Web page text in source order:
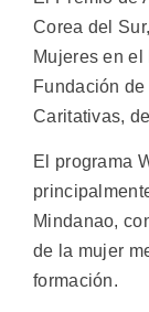
Corea del
Mujeres en
Fundación
Caritativas,
El programa
Mindanao,
de la mujer
formación.